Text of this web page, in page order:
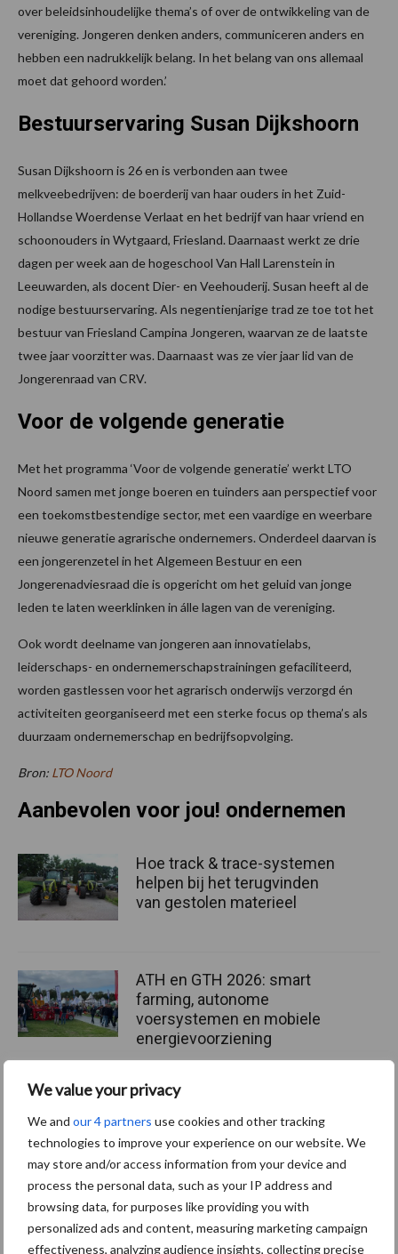
We value your privacy
We and our 4 partners use cookies and other tracking
technologies to improve your experience on our website. We
may store and/or access information from your device and
process the personal data, such as your IP address and
browsing data, for purposes like providing you with
personalized ads and content, measuring marketing campaign
effectiveness, analyzing audience insights, collecting precise
over beleidsinhoudelijke thema’s of over de ontwikkeling van de
vereniging. Jongeren denken anders, communiceren anders en
hebben een nadrukkelijk belang. In het belang van ons allemaal
moet dat gehoord worden.’
Bestuurservaring Susan Dijkshoorn
Susan Dijkshoorn is 26 en is verbonden aan twee
melkveebedrijven: de boerderij van haar ouders in het Zuid-
Hollandse Woerdense Verlaat en het bedrijf van haar vriend en
schoonouders in Wytgaard, Friesland. Daarnaast werkt ze drie
dagen per week aan de hogeschool Van Hall Larenstein in
Leeuwarden, als docent Dier- en Veehouderij. Susan heeft al de
nodige bestuurservaring. Als negentienjarige trad ze toe tot het
bestuur van Friesland Campina Jongeren, waarvan ze de laatste
twee jaar voorzitter was. Daarnaast was ze vier jaar lid van de
Jongerenraad van CRV.
Voor de volgende generatie
Met het programma ‘Voor de volgende generatie’ werkt LTO
Noord samen met jonge boeren en tuinders aan perspectief voor
een toekomstbestendige sector, met een vaardige en weerbare
nieuwe generatie agrarische ondernemers. Onderdeel daarvan is
een jongerenzetel in het Algemeen Bestuur en een
Jongerenadviesraad die is opgericht om het geluid van jonge
leden te laten weerklinken in álle lagen van de vereniging.
Ook wordt deelname van jongeren aan innovatielabs,
leiderschaps- en ondernemerschapstrainingen gefaciliteerd,
worden gastlessen voor het agrarisch onderwijs verzorgd én
activiteiten georganiseerd met een sterke focus op thema’s als
duurzaam ondernemerschap en bedrijfsopvolging.
Bron: LTO Noord
Aanbevolen voor jou! ondernemen
Hoe track & trace-systemen
helpen bij het terugvinden
van gestolen materieel
ATH en GTH 2026: smart
farming, autonome
voersystemen en mobiele
energievoorziening
BIG Challenge maakt
voorlopige opbrengst van
ruim 1,24 miljoen euro
bekend
Themapagina's